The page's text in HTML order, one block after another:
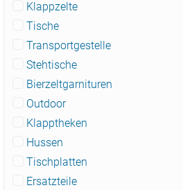
Klappzelte
Tische
Transportgestelle
Stehtische
Bierzeltgarnituren
Outdoor
Klapptheken
Hussen
Tischplatten
Ersatzteile